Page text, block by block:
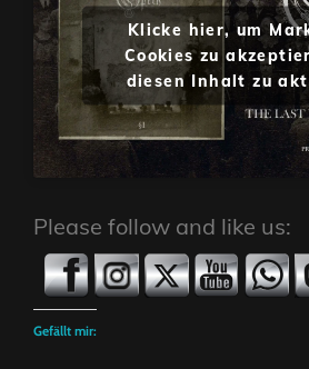
Klicke hier, um
Cookies zu
diesen Inhalt zu
Please follow and like us:
Gefällt mir: